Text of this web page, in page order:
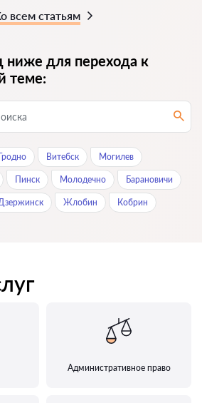
всем статьям
ниже для перехода к
теме:
Гродно Витебск Могилев
Пинск Молодечно Барановичи
Жлобин Кобрин
Административное право